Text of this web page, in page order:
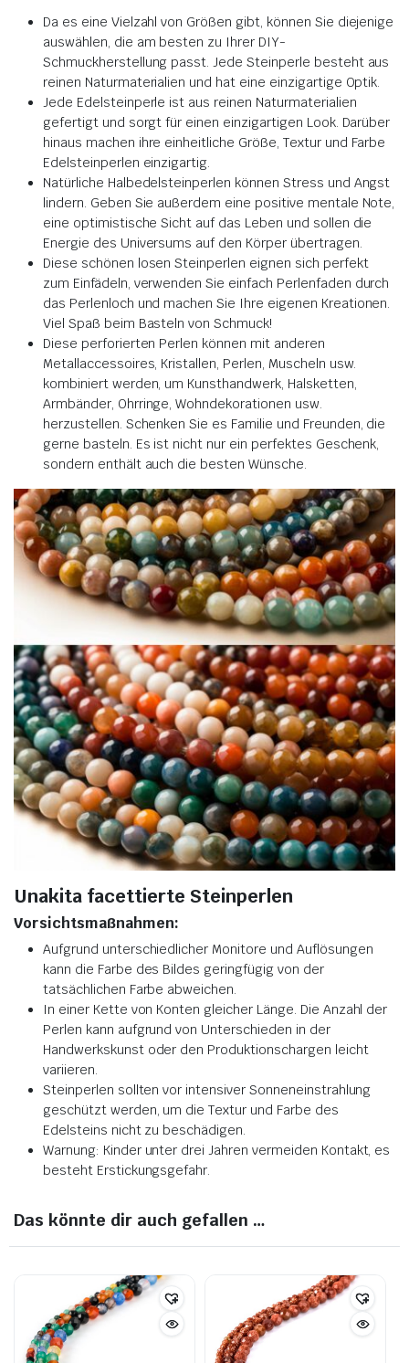
Da es eine Vielzahl von Größen gibt, können Sie diejenige
auswählen, die am besten zu Ihrer DIY-
Schmuckherstellung passt. Jede Steinperle besteht aus
reinen Naturmaterialien und hat eine einzigartige Optik.
Jede Edelsteinperle ist aus reinen Naturmaterialien
gefertigt und sorgt für einen einzigartigen Look. Darüber
hinaus machen ihre einheitliche Größe, Textur und Farbe
Edelsteinperlen einzigartig.
Natürliche Halbedelsteinperlen können Stress und Angst
lindern. Geben Sie außerdem eine positive mentale Note,
eine optimistische Sicht auf das Leben und sollen die
Energie des Universums auf den Körper übertragen.
Diese schönen losen Steinperlen eignen sich perfekt
zum Einfädeln, verwenden Sie einfach Perlenfaden durch
das Perlenloch und machen Sie Ihre eigenen Kreationen.
Viel Spaß beim Basteln von Schmuck!
Diese perforierten Perlen können mit anderen
Metallaccessoires, Kristallen, Perlen, Muscheln usw.
kombiniert werden, um Kunsthandwerk, Halsketten,
Armbänder, Ohrringe, Wohndekorationen usw.
herzustellen. Schenken Sie es Familie und Freunden, die
gerne basteln. Es ist nicht nur ein perfektes Geschenk,
sondern enthält auch die besten Wünsche.
Unakita facettierte Steinperlen
Vorsichtsmaßnahmen:
Aufgrund unterschiedlicher Monitore und Auflösungen
kann die Farbe des Bildes geringfügig von der
tatsächlichen Farbe abweichen.
In einer Kette von Konten gleicher Länge. Die Anzahl der
Perlen kann aufgrund von Unterschieden in der
Handwerkskunst oder den Produktionschargen leicht
variieren.
Steinperlen sollten vor intensiver Sonneneinstrahlung
geschützt werden, um die Textur und Farbe des
Edelsteins nicht zu beschädigen.
Warnung: Kinder unter drei Jahren vermeiden Kontakt, es
besteht Erstickungsgefahr.
Das könnte dir auch gefallen …